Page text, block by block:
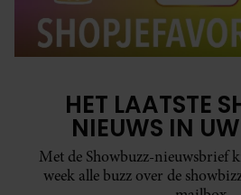
HET LAATSTE
NIEUWS IN
Met de Showbuzz-nieuwsbrief
week alle buzz over de